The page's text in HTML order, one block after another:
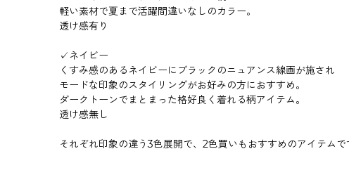
軽い素材で夏まで活躍間違いなしのカラー。
透け感有り
✓ネイビー
くすみ感のあるネイビーにブラックのニュアンス線画が施され
モードな印象のスタイリングがお好みの方におすすめ。
ダークトーンでまとまった格好良く着れる柄アイテム。
透け感無し
それぞれ印象の違う3色展開で、2色買いもおすすめのアイテムで